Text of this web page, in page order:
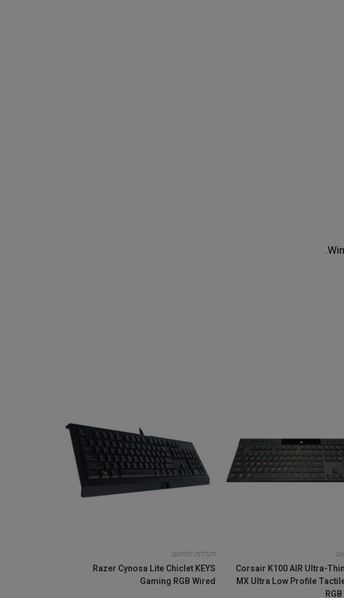
Corsair K100 AIR Ultra-Thin
MX Ultra Low Profile
מקלדות למחשב
Razer Cynosa Lite Chiclet KEYS
Gaming RGB Wired